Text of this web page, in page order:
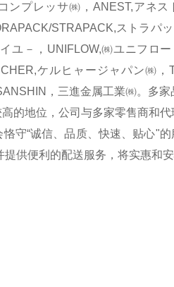
ンプレッサ㈱，ANEST,アネ
STRAPACK,ストラパ
ユ－，UNIFLOW,㈱ユニフロ
ケルヒャージャパン㈱
，三進金属工業㈱。多
地位，公司与多家零售商和代
“诚信、品质、快速、贴心"
供便利的配送服务，将实惠和